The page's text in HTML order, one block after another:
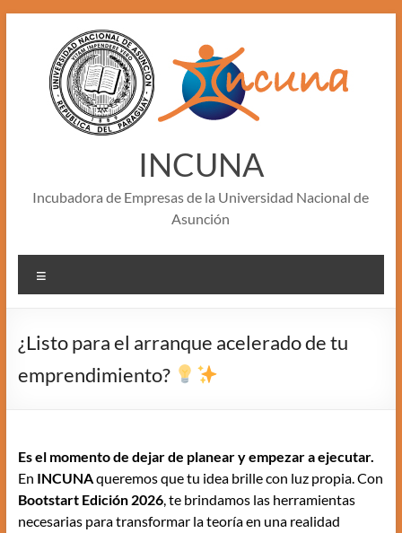
content
INCUNA
Incubadora de Empresas de la Universidad Nacional de
Asunción
¿Listo para el arranque acelerado de tu
emprendimiento?
Es el momento de dejar de planear y empezar a ejecutar.
En INCUNAqueremos que tu idea brille con luz propia. Con
Bootstart Edición 2026, te brindamos las herramientas
necesarias para transformar la teoría en una realidad